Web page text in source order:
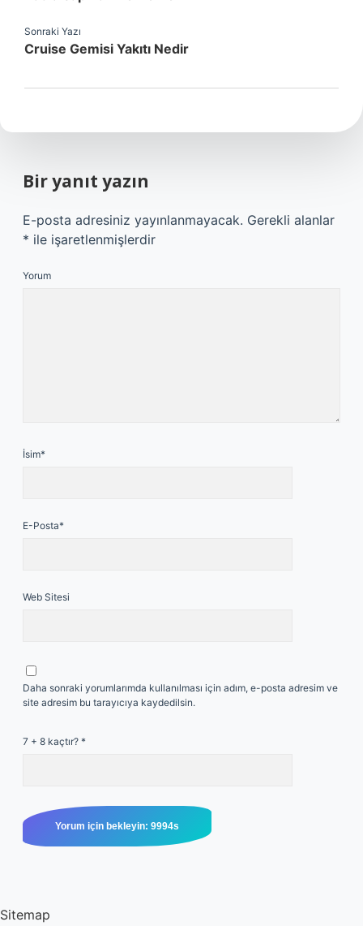
Sonraki Yazı
Cruise Gemisi Yakıtı Nedir
Bir yanıt yazın
E-posta adresiniz yayınlanmayacak. Gerekli alanlar
* ile işaretlenmişlerdir
Yorum
İsim*
E-Posta*
Web Sitesi
Daha sonraki yorumlarımda kullanılması için adım, e-posta adresim ve
site adresim bu tarayıcıya kaydedilsin.
7 + 8 kaçtır? *
Sitemap